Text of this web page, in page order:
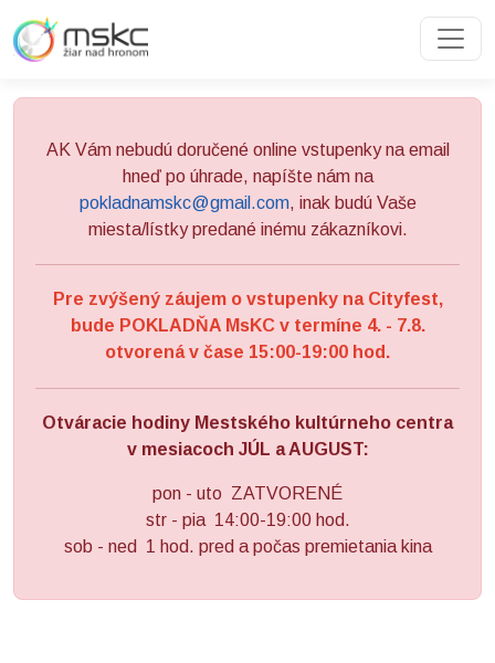
AK Vám nebudú doručené online vstupenky na email
hneď po úhrade, napíšte nám na
pokladnamskc@gmail.com, inak budú Vaše
miesta/lístky predané inému zákazníkovi.
Pre zvýšený záujem o vstupenky na Cityfest,
bude POKLADŇA MsKC v termíne 4. - 7.8.
otvorená v čase 15:00-19:00 hod.
Otváracie hodiny Mestského kultúrneho centra
v mesiacoch JÚL a AUGUST:
pon - uto ZATVORENÉ
str - pia 14:00-19:00 hod.
sob - ned 1 hod. pred a počas premietania kina